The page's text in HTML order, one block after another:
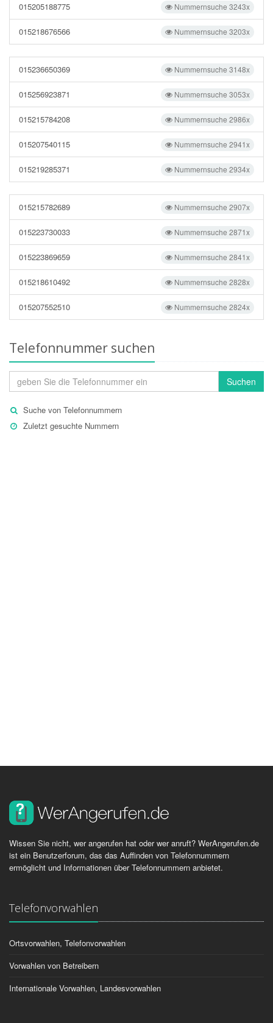
Nummernsuche 3243x
015205188775
Nummernsuche 3203x
015218676566
Nummernsuche 3148x
015236650369
Nummernsuche 3053x
015256923871
Nummernsuche 2986x
015215784208
Nummernsuche 2941x
015207540115
Nummernsuche 2934x
015219285371
Nummernsuche 2907x
015215782689
Nummernsuche 2871x
015223730033
Nummernsuche 2841x
015223869659
Nummernsuche 2828x
015218610492
Nummernsuche 2824x
015207552510
Telefonnummer suchen
Suchen
Suche von Telefonnummern
Zuletzt gesuchte Nummern
Wissen Sie nicht, wer angerufen hat oder wer anruft? WerAngerufen.de
ist ein Benutzerforum, das das Auffinden von Telefonnummern
ermöglicht und Informationen über Telefonnummern anbietet.
Telefonvorwahlen
Ortsvorwahlen, Telefonvorwahlen
Vorwahlen von Betreibern
Internationale Vorwahlen, Landesvorwahlen